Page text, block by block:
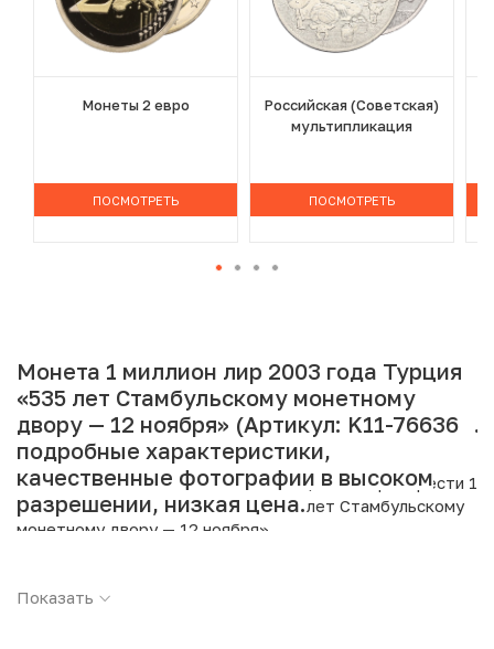
Монеты 2 евро
ПОСМОТРЕТЬ
Российская (Советская)
мультипликация
ПОСМОТРЕТЬ
Монета 1 миллион лир 2003 года Турция
«535 лет Стамбульскому монетному
двору — 12 ноября» (Артикул: K11-76636):
подробные характеристики,
качественные фотографии в высоком
разрешении, низкая цена.
Интернет магазин «Нумизмат» предлагает приобрести 1
миллион лир 2003 года Турция «535 лет Стамбульскому
монетному двору — 12 ноября».
Показать